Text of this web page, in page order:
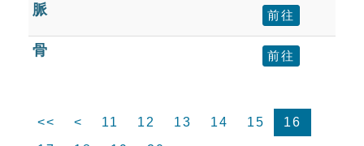
脈 前往
骨 前往
<< < 11 12 13 14 15
16